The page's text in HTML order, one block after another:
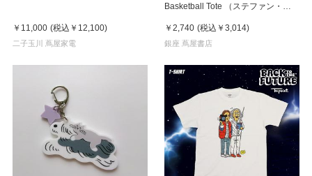
￥11,000 (税込 ￥12,100)
二子玉川 蔦屋家電
Basketball Tote （ステファン・マ
￥2,740 (税込 ￥3,014)
銀座 蔦屋書店